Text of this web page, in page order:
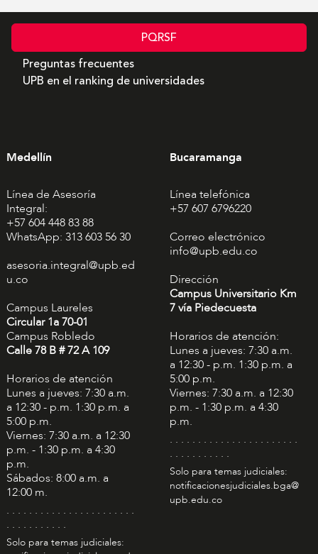
PQRSF
Preguntas frecuentes
UPB en el ranking de universidades
Medellín
Línea de Asesoría
Integral:
+57 604 448 83 88
WhatsApp: 313 603 56 30
asesoria.integral@upb.ed
u.co
Campus Laureles
Circular 1a 70-01
Campus Robledo
Calle 78 B # 72 A 109
Horarios de atención
Lunes a jueves: 7:30 a.m.
a 12:30 - p.m. 1:30 p.m. a
5:00 p.m.
Viernes: 7:30 a.m. a 12:30
p.m. - 1:30 p.m. a 4:30
p.m.
Sábados: 8:00 a.m. a
12:00 m.
. . . . . . . . . . . . . . . . . . . . . . .
. . . . . . . . . . .
Solo para temas judiciales:
Bucaramanga
Línea telefónica
+57 607 6796220
Correo electrónico
info@upb.edu.co
Dirección
Campus Universitario Km
7 vía Piedecuesta
Horarios de atención:
Lunes a jueves: 7:30 a.m.
a 12:30 - p.m. 1:30 p.m. a
5:00 p.m.
Viernes: 7:30 a.m. a 12:30
p.m. - 1:30 p.m. a 4:30
p.m.
. . . . . . . . . . . . . . . . . . . . . . .
. . . . . . . . . . .
Solo para temas judiciales:
notificacionesjudiciales.bga@
upb.edu.co